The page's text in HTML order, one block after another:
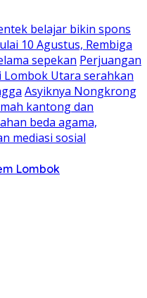
belajar bikin spons
10 Agustus, Rembiga
sepekan Perjuangan
Utara serahkan
Asyiknya Nongkrong
kantong dan
beda agama,
mediasi sosial
Lombok